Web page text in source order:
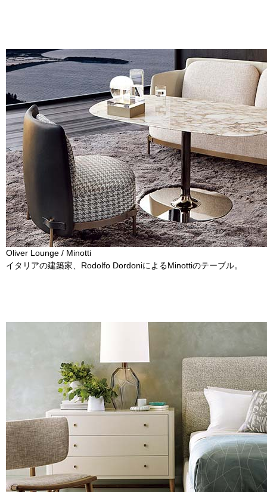
Oliver Lounge / Minotti
イタリアの建築家、Rodolfo DordoniによるMinottiのテーブル。